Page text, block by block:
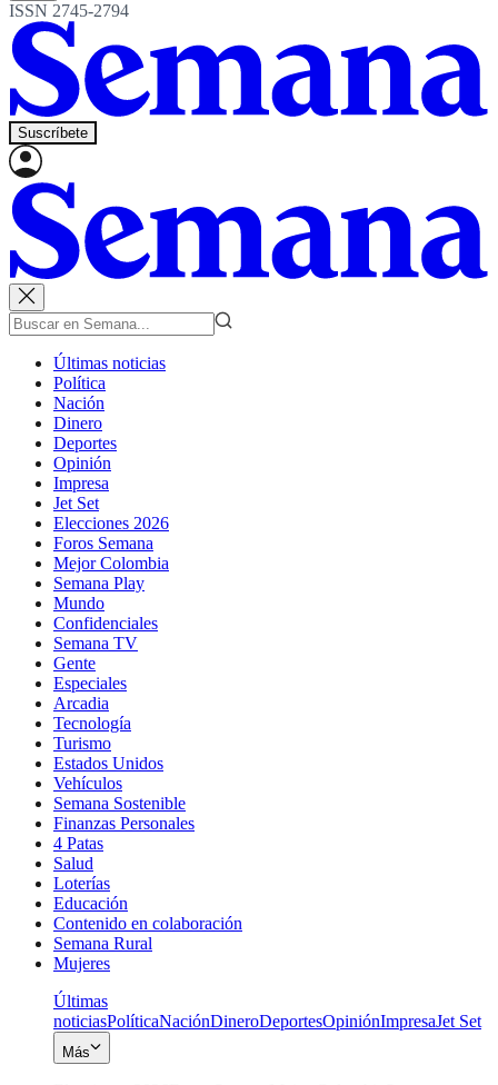
ISSN 2745-2794
Suscríbete
Últimas noticias
Política
Nación
Dinero
Deportes
Opinión
Impresa
Jet Set
Elecciones 2026
Foros Semana
Mejor Colombia
Semana Play
Mundo
Confidenciales
Semana TV
Gente
Especiales
Arcadia
Tecnología
Turismo
Estados Unidos
Vehículos
Semana Sostenible
Finanzas Personales
4 Patas
Salud
Loterías
Educación
Contenido en colaboración
Semana Rural
Mujeres
Últimas
noticiasPolíticaNaciónDineroDeportesOpiniónImpresaJet Set
Más